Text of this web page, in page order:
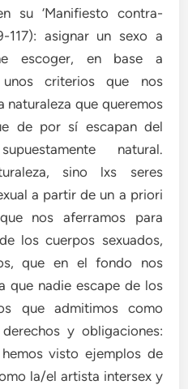
su ‘Manifiesto contra-
117): asignar un sexo a
escoger, en base a
unos criterios que nos
naturaleza que queremos
de por sí escapan del
natural.
sino lxs seres
a partir de un a priori
nos aferramos para
los cuerpos sexuados,
que en el fondo nos
que nadie escape de los
que admitimos como
y obligaciones:
visto ejemplos de
la/el artista intersex y